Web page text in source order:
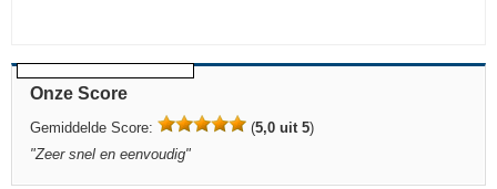
Onze Score
Gemiddelde Score: (5,0 uit 5)
"Zeer snel en eenvoudig"